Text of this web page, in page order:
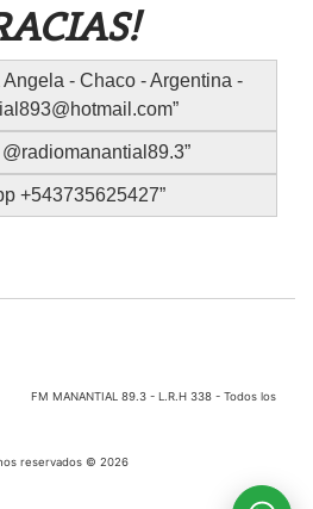
- Chaco - Argentina -
+543735625427
FM MANANTIAL 89.3 - L.R.H 338 - Todos los
reservados © 2026